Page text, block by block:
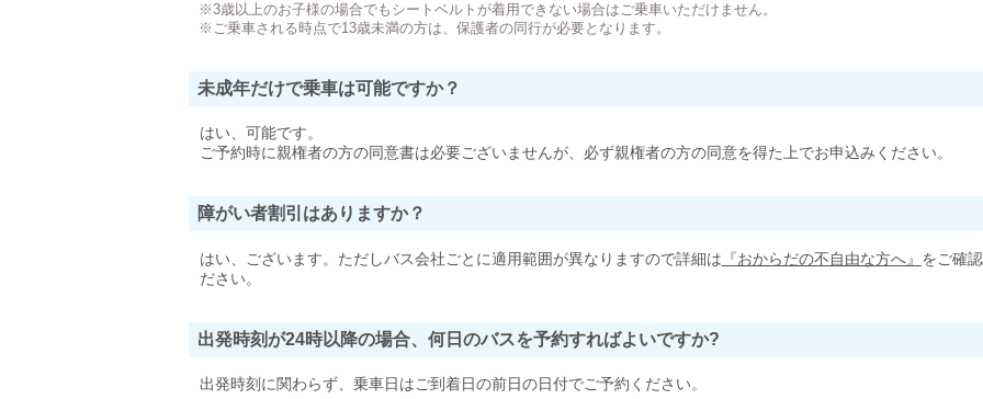
※3歳以上のお子様の場合でもシートベルトが着用できない場合はご乗車いただけません。
※ご乗車される時点で13歳未満の方は、保護者の同行が必要となります。
未成年だけで乗車は可能ですか？
はい、可能です。
ご予約時に親権者の方の同意書は必要ございませんが、必ず親権者の方の同意を得た上でお申込みください。
障がい者割引はありますか？
はい、ございます。ただしバス会社ごとに適用範囲が異なりますので詳細は 『おからだの不自由な方へ』 をご確
ださい。
出発時刻が24時以降の場合、何日のバスを予約すればよいですか?
出発時刻に関わらず、乗車日はご到着日の前日の日付でご予約ください。